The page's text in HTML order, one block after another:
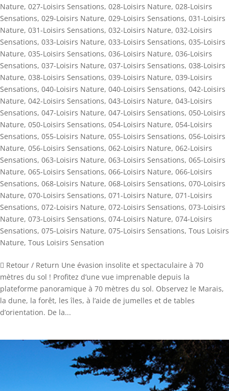
Nature, 027-Loisirs Sensations, 028-Loisirs Nature, 028-Loisirs
Sensations, 029-Loisirs Nature, 029-Loisirs Sensations, 031-Loisirs
Nature, 031-Loisirs Sensations, 032-Loisirs Nature, 032-Loisirs
Sensations, 033-Loisirs Nature, 033-Loisirs Sensations, 035-Loisirs
Nature, 035-Loisirs Sensations, 036-Loisirs Nature, 036-Loisirs
Sensations, 037-Loisirs Nature, 037-Loisirs Sensations, 038-Loisirs
Nature, 038-Loisirs Sensations, 039-Loisirs Nature, 039-Loisirs
Sensations, 040-Loisirs Nature, 040-Loisirs Sensations, 042-Loisirs
Nature, 042-Loisirs Sensations, 043-Loisirs Nature, 043-Loisirs
Sensations, 047-Loisirs Nature, 047-Loisirs Sensations, 050-Loisirs
Nature, 050-Loisirs Sensations, 054-Loisirs Nature, 054-Loisirs
Sensations, 055-Loisirs Nature, 055-Loisirs Sensations, 056-Loisirs
Nature, 056-Loisirs Sensations, 062-Loisirs Nature, 062-Loisirs
Sensations, 063-Loisirs Nature, 063-Loisirs Sensations, 065-Loisirs
Nature, 065-Loisirs Sensations, 066-Loisirs Nature, 066-Loisirs
Sensations, 068-Loisirs Nature, 068-Loisirs Sensations, 070-Loisirs
Nature, 070-Loisirs Sensations, 071-Loisirs Nature, 071-Loisirs
Sensations, 072-Loisirs Nature, 072-Loisirs Sensations, 073-Loisirs
Nature, 073-Loisirs Sensations, 074-Loisirs Nature, 074-Loisirs
Sensations, 075-Loisirs Nature, 075-Loisirs Sensations, Tous Loisirs
Nature, Tous Loisirs Sensation
 Retour / Return Une évasion insolite et spectaculaire à 70
mètres du sol ! Profitez d’une vue imprenable depuis la
plateforme panoramique à 70 mètres du sol. Observez le Marais,
la dune, la forêt, les îles, à l’aide de jumelles et de tables
d’orientation. De la...